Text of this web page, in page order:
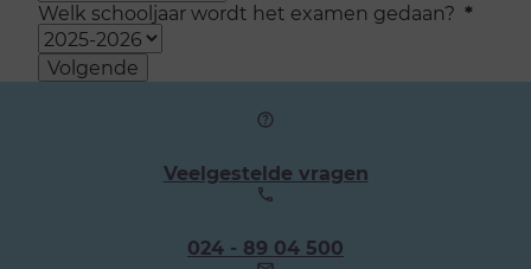
Welk schooljaar wordt het examen gedaan? *
Volgende
Veelgestelde vragen
Ons
024 - 89 04 500